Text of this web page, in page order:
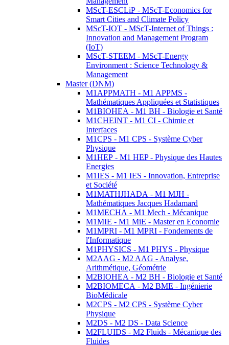
MScT-ESCLiP - MScT-Economics for
Smart Cities and Climate Policy
MScT-IOT - MScT-Internet of Things :
Innovation and Management Program
(IoT)
MScT-STEEM - MScT-Energy
Environment : Science Technology &
Management
Master (DNM)
M1APPMATH - M1 APPMS -
Mathématiques Appliquées et Statistiques
M1BIOHEA - M1 BH - Biologie et Santé
M1CHEINT - M1 CI - Chimie et
Interfaces
M1CPS - M1 CPS - Système Cyber
Physique
M1HEP - M1 HEP - Physique des Hautes
Energies
M1IES - M1 IES - Innovation, Entreprise
et Société
M1MATHJHADA - M1 MJH -
Mathématiques Jacques Hadamard
M1MECHA - M1 Mech - Mécanique
M1MIE - M1 MiE - Master en Economie
M1MPRI - M1 MPRI - Fondements de
l'Informatique
M1PHYSICS - M1 PHYS - Physique
M2AAG - M2 AAG - Analyse,
Arithmétique, Géométrie
M2BIOHEA - M2 BH - Biologie et Santé
M2BIOMECA - M2 BME - Ingénierie
BioMédicale
M2CPS - M2 CPS - Système Cyber
Physique
M2DS - M2 DS - Data Science
M2FLUIDS - M2 Fluids - Mécanique des
Fluides